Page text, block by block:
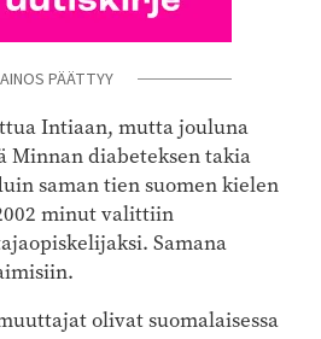
PÄÄTTYY
Intiaan, mutta jouluna
Minnan diabeteksen takia
saman tien suomen kielen
minut valittiin
Samana
olivat suomalaisessa